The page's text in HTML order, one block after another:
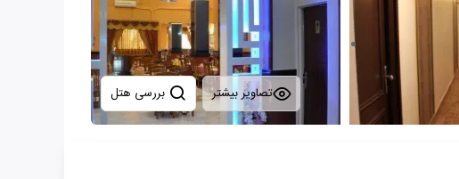
تصاویر بیشتر